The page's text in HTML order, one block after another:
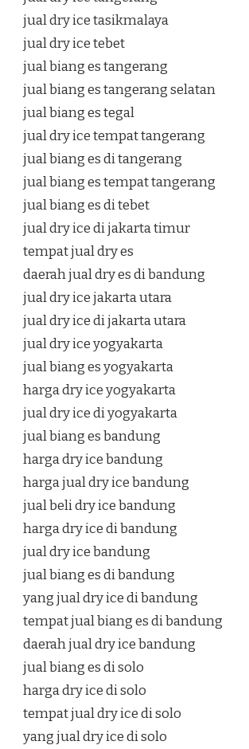
jual dry ice tasikmalaya
jual dry ice tebet
jual biang es tangerang
jual biang es tangerang selatan
jual biang es tegal
jual dry ice tempat tangerang
jual biang es di tangerang
jual biang es tempat tangerang
jual biang es di tebet
jual dry ice di jakarta timur
tempat jual dry es
daerah jual dry es di bandung
jual dry ice jakarta utara
jual dry ice di jakarta utara
jual dry ice yogyakarta
jual biang es yogyakarta
harga dry ice yogyakarta
jual dry ice di yogyakarta
jual biang es bandung
harga dry ice bandung
harga jual dry ice bandung
jual beli dry ice bandung
harga dry ice di bandung
jual dry ice bandung
jual biang es di bandung
yang jual dry ice di bandung
tempat jual biang es di bandung
daerah jual dry ice bandung
jual biang es di solo
harga dry ice di solo
tempat jual dry ice di solo
yang jual dry ice di solo